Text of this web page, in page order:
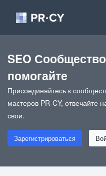
SEO
помогайте
Присоединяйтесь к
мастеров PR-CY, отвечайте
свои.
Зарегистрироваться